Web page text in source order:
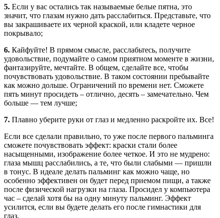
5. Если у вас остались так называемые белые пятна, это
значит, что глазам нужно дать расслабиться. Представьте, что
вы закрашиваете их черной краской, или кладете черное
покрывало;
6. Кайфуйте! В прямом смысле, расслабьтесь, получите
удовольствие, подумайте о самом приятном моменте в жизни,
фантазируйте, мечтайте. В общем, сделайте все, чтобы
почувствовать удовольствие. В таком состоянии пребывайте
как можно дольше. Ограничений по времени нет. Сможете
пять минут просидеть – отлично, десять – замечательно. Чем
больше — тем лучше;
7. Плавно уберите руки от глаз и медленно раскройте их. Все!
Если все сделали правильно, то уже после первого пальминга
сможете почувствовать эффект: краски стали более
насыщенными, изображение более четкое. И это не мудрено:
глаза мышц расслабились, а те, что были слабыми — пришли
в тонус. В идеале делать пальминг как можно чаще, но
особенно эффективен он будет перед приемом пищи, а также
после физической нагрузки на глаза. Просидел у компьютера
час – сделай хотя бы на одну минуту пальминг. Эффект
усилится, если вы будете делать его после гимнастики для
глаз.